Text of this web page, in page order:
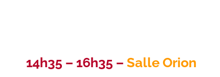
14h35 – 16h35 –Salle Orion